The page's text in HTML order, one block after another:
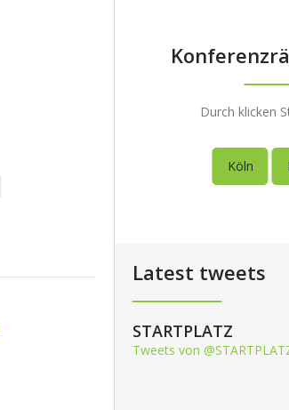
Durch klicken
Köln
Latest tweets
STARTPLATZ
Tweets von